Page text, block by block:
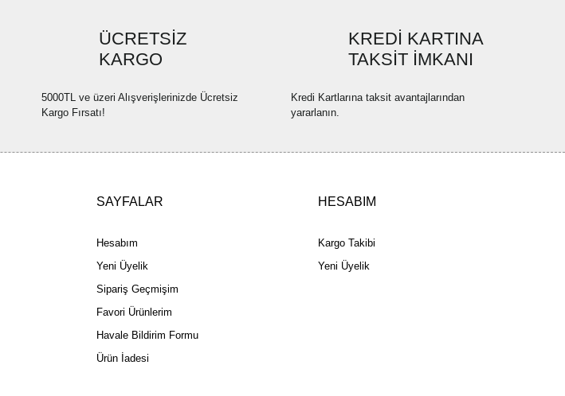
ÜCRETSİZ
KARGO
5000TL ve üzeri Alışverişlerinizde Ücretsiz
Kargo Fırsatı!
KREDİ KARTINA
TAKSİT İMKANI
Kredi Kartlarına taksit avantajlarından
yararlanın.
SAYFALAR
Hesabım
Yeni Üyelik
Sipariş Geçmişim
Favori Ürünlerim
Havale Bildirim Formu
Ürün İadesi
HESABIM
Kargo Takibi
Yeni Üyelik